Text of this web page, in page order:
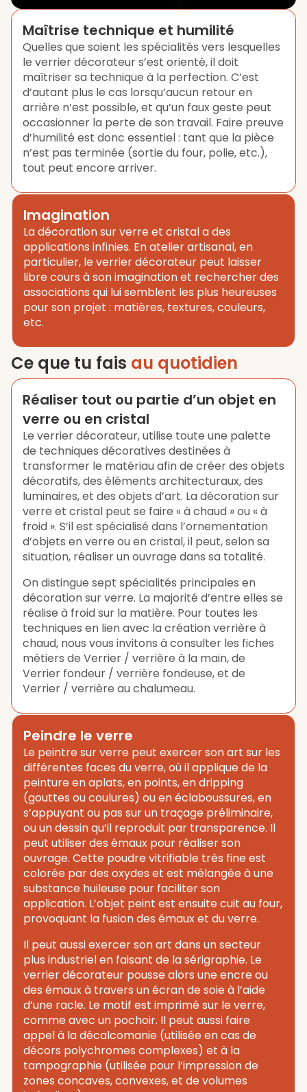
Maîtrise technique et humilité
Quelles que soient les spécialités vers lesquelles
le verrier décorateur s’est orienté, il doit
maîtriser sa technique à la perfection. C’est
d’autant plus le cas lorsqu’aucun retour en
arrière n’est possible, et qu’un faux geste peut
occasionner la perte de son travail. Faire preuve
d’humilité est donc essentiel : tant que la pièce
n’est pas terminée (sortie du four, polie, etc.),
tout peut encore arriver.
Imagination
La décoration sur verre et cristal a des
applications infinies. En atelier artisanal, en
particulier, le verrier décorateur peut laisser
libre cours à son imagination et rechercher des
associations qui lui semblent les plus heureuses
pour son projet : matières, textures, couleurs,
etc.
Ce que tu fais au quotidien
Réaliser tout ou partie d’un objet en
verre ou en cristal
Le verrier décorateur, utilise toute une palette
de techniques décoratives destinées à
transformer le matériau afin de créer des objets
décoratifs, des éléments architecturaux, des
luminaires, et des objets d’art. La décoration sur
verre et cristal peut se faire « à chaud » ou « à
froid ». S’il est spécialisé dans l’ornementation
d’objets en verre ou en cristal, il peut, selon sa
situation, réaliser un ouvrage dans sa totalité.
On distingue sept spécialités principales en
décoration sur verre. La majorité d’entre elles se
réalise à froid sur la matière. Pour toutes les
techniques en lien avec la création verrière à
chaud, nous vous invitons à consulter les fiches
métiers de Verrier / verrière à la main, de
Verrier fondeur / verrière fondeuse, et de
Verrier / verrière au chalumeau.
Peindre le verre
Le peintre sur verre peut exercer son art sur les
différentes faces du verre, où il applique de la
peinture en aplats, en points, en dripping
(gouttes ou coulures) ou en éclaboussures, en
s’appuyant ou pas sur un traçage préliminaire,
ou un dessin qu’il reproduit par transparence. Il
peut utiliser des émaux pour réaliser son
ouvrage. Cette poudre vitrifiable très fine est
colorée par des oxydes et est mélangée à une
substance huileuse pour faciliter son
application. L’objet peint est ensuite cuit au four,
provoquant la fusion des émaux et du verre.
Il peut aussi exercer son art dans un secteur
plus industriel en faisant de la sérigraphie. Le
verrier décorateur pousse alors une encre ou
des émaux à travers un écran de soie à l’aide
d’une racle. Le motif est imprimé sur le verre,
comme avec un pochoir. Il peut aussi faire
appel à la décalcomanie (utilisée en cas de
décors polychromes complexes) et à la
tampographie (utilisée pour l’impression de
zones concaves, convexes, et de volumes